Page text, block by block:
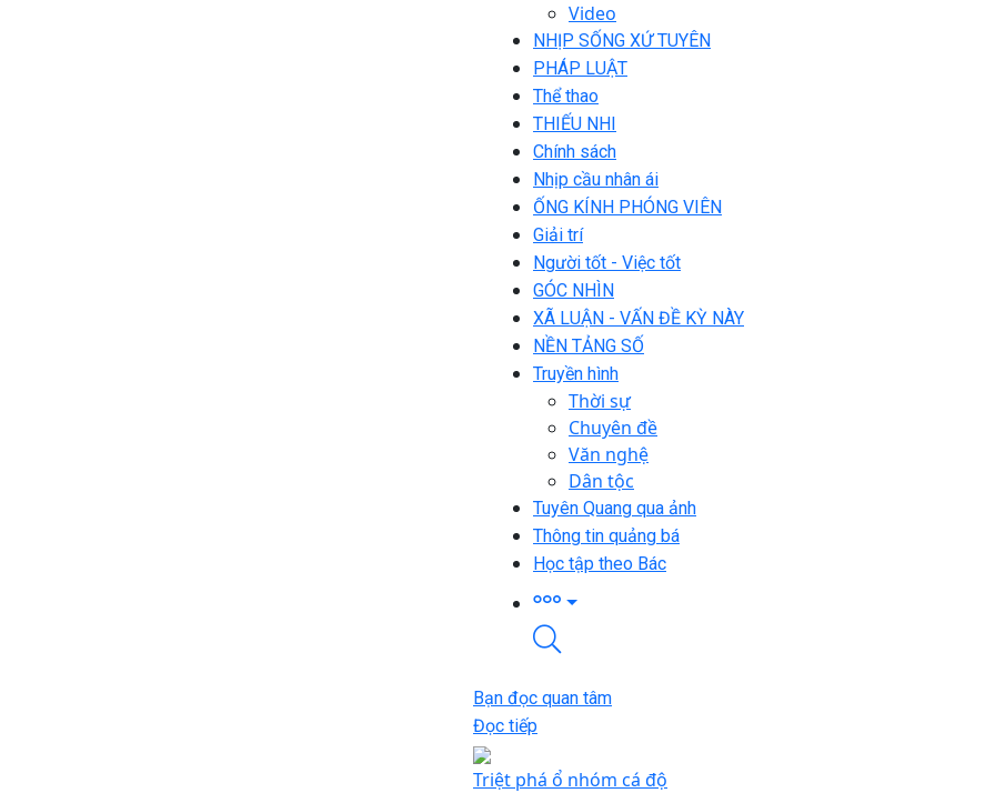
Video
NHỊP SỐNG XỨ TUYÊN
PHÁP LUẬT
Thể thao
THIẾU NHI
Chính sách
Nhịp cầu nhân ái
ỐNG KÍNH PHÓNG VIÊN
Giải trí
Người tốt - Việc tốt
GÓC NHÌN
XÃ LUẬN - VẤN ĐỀ KỲ NÀY
NỀN TẢNG SỐ
Truyền hình
Thời sự
Chuyên đề
Văn nghệ
Dân tộc
Tuyên Quang qua ảnh
Thông tin quảng bá
Học tập theo Bác
Bạn đọc quan tâm
Đọc tiếp
Triệt phá ổ nhóm cá độ